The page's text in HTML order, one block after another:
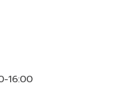
16:00